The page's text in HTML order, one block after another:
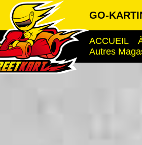
GO-
ACCUEIL
Autres